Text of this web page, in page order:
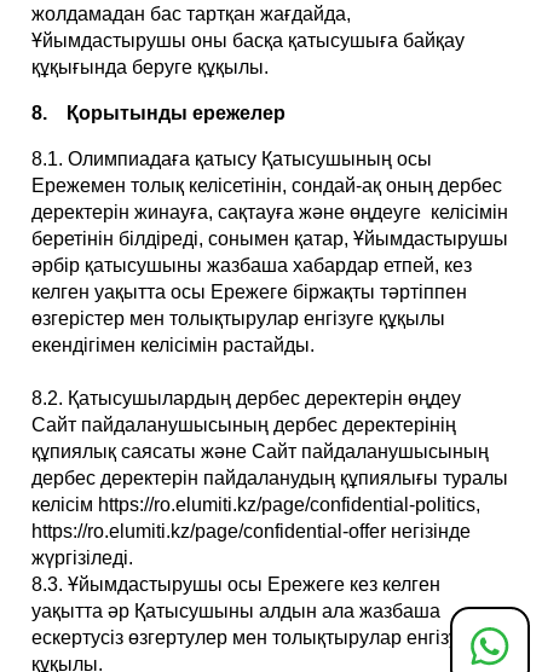
жолдамадан бас тартқан жағдайда,
Ұйымдастырушы оны басқа қатысушыға байқау
құқығында беруге құқылы.
8. Қорытынды ережелер
8.1. Олимпиадаға қатысу Қатысушының осы
Ережемен толық келісетінін, сондай-ақ оның дербес
деректерін жинауға, сақтауға және өңдеуге келісімін
беретінін білдіреді, сонымен қатар, Ұйымдастырушы
әрбір қатысушыны жазбаша хабардар етпей, кез
келген уақытта осы Ережеге біржақты тәртіппен
өзгерістер мен толықтырулар енгізуге құқылы
екендігімен келісімін растайды.
8.2. Қатысушылардың дербес деректерін өңдеу
Сайт пайдаланушысының дербес деректерінің
құпиялық саясаты және Сайт пайдаланушысының
дербес деректерін пайдаланудың құпиялығы туралы
келісім https://ro.elumiti.kz/page/confidential-politics,
https://ro.elumiti.kz/page/confidential-offer негізінде
жүргізіледі.
8.3. Ұйымдастырушы осы Ережеге кез келген
уақытта әр Қатысушыны алдын ала жазбаша
ескертусіз өзгертулер мен толықтырулар енгізуге
құқылы.